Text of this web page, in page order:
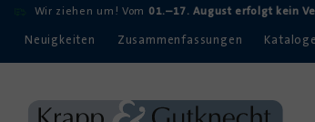
Wir ziehen um! Vom 01.–17. August erfolgt kein
Neuigkeiten Zusammenfassungen Kataloge